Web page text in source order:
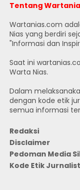
Tentang
Wartanias.com
Nias yang berdiri
"Informasi dan
Saat ini
Warta Nias.
Dalam
dengan kode etik
semua informasi
Redaksi
Disclaimer
Pedoman Media
Kode Etik